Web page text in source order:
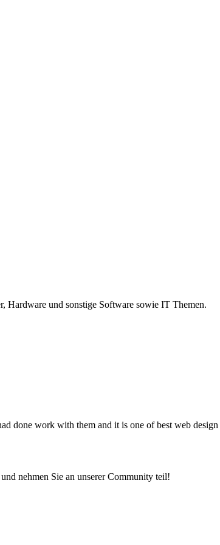
Hardware und sonstige Software sowie IT Themen.
done work with them and it is one of best web design
und nehmen Sie an unserer Community teil!